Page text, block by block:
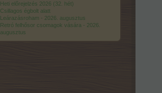
Heti előrejelzés 2026 (32. hét)
Csillagos égbolt alatt
Leárazásroham - 2026. augusztus
Retró felhősor csomagok vására - 2026.
augusztus